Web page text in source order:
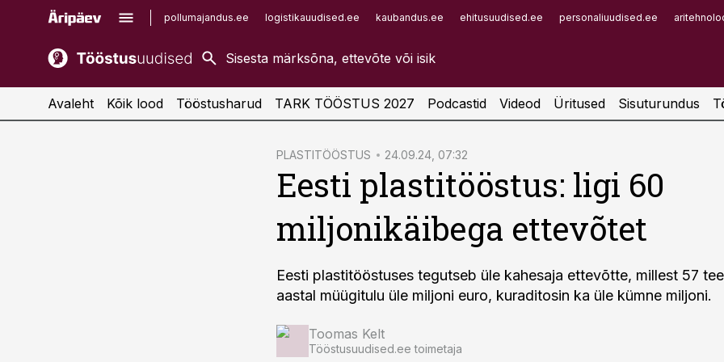
pollumajandus.ee logistikauudised.ee kaubandus.ee ehitusuudised.ee personaliuudised.ee
kaubandus.ee
kinnisvarauudised.ee
imelineajalugu.ee
Infopank
Avaleht Kõik lood Tööstusharud TARK TÖÖSTUS 2027 Podcastid Videod Üritused Sisuturundus
PLASTITÖÖSTUS 24.09.24, 07:32
Eesti plastitööstus: ligi 60
miljonikäibega ettevõtet
Eesti plastitööstuses tegutseb üle kahesaja ettevõtte, millest 57
aastal müügitulu üle miljoni euro, kuraditosin ka üle kümne miljoni.
Toomas Kelt
Tööstusuudised.ee toimetaja